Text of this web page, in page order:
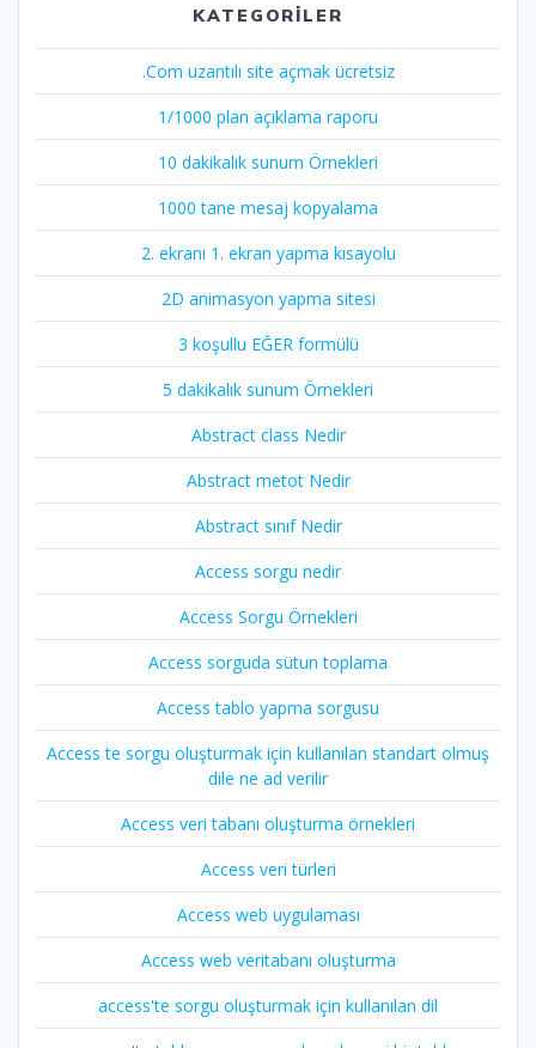
KATEGORILER
.Com uzantılı site açmak ücretsiz
1/1000 plan açıklama raporu
10 dakikalık sunum Örnekleri
1000 tane mesaj kopyalama
2. ekranı 1. ekran yapma kısayolu
2D animasyon yapma sitesi
3 koşullu EĞER formülü
5 dakikalık sunum Örnekleri
Abstract class Nedir
Abstract metot Nedir
Abstract sınıf Nedir
Access sorgu nedir
Access Sorgu Örnekleri
Access sorguda sütun toplama
Access tablo yapma sorgusu
Access te sorgu oluşturmak için kullanılan standart olmuş
dile ne ad verilir
Access veri tabanı oluşturma örnekleri
Access veri türleri
Access web uygulaması
Access web veritabanı oluşturma
access'te sorgu oluşturmak için kullanılan dil